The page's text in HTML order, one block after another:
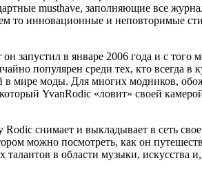
musthave, заполняющие все
то инновационные и неповторимые
запустил в январе 2006 года и с того
популярен среди тех, кто всегда в
в мире моды. Для многих модников,
YvanRodic «ловит» своей
снимает и выкладывает в сеть
можно посмотреть, как он
талантов в области музыки, искусства